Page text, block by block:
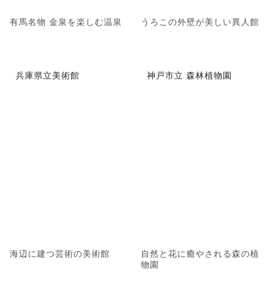
有馬名物 金泉を楽しむ温泉 うろこの外壁が美しい異人館
兵庫県立美術館
海辺に建つ芸術の美術館
神戸市立 森林植物園
自然と花に癒やされる森の植
物園